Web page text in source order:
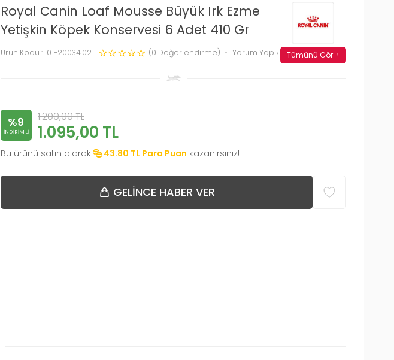
Royal Canin Loaf Mousse Büyük Irk Ezme
Yetişkin Köpek Konservesi 6 Adet 410 Gr
Ürün Kodu : 101-20034.02 (0 Değerlendirme) Yorum Yap Tümünü Gör
%9
INDIRIMLI
1.200,00TL
1.095,00 TL
Bu ürünü satın alarak 43.80 TL Para Puan kazanırsınız!
GELINCE HABER VER